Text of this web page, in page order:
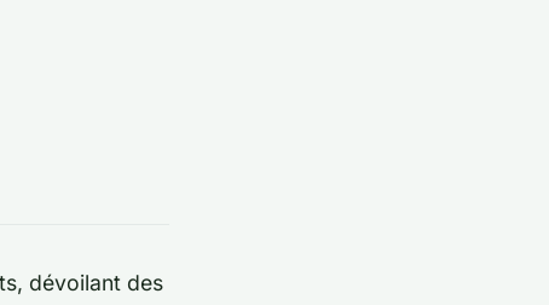
dévoilant des